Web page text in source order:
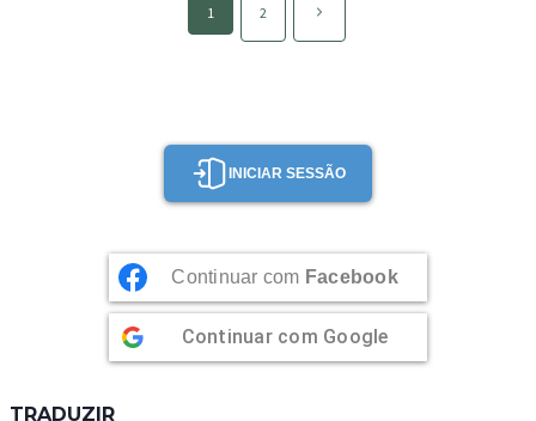
1 2
Página
seguinte
INICIAR SESSÃO
Continuar com Facebook
Continuar com Google
TRADUZIR